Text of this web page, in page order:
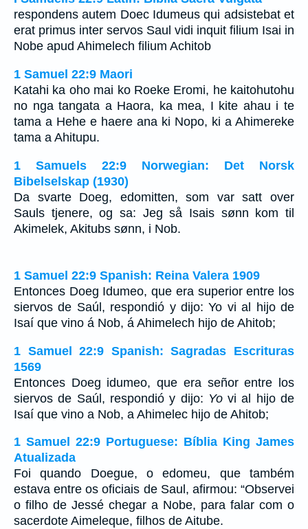
respondens autem Doec Idumeus qui adsistebat et
erat primus inter servos Saul vidi inquit filium Isai in
Nobe apud Ahimelech filium Achitob
1 Samuel 22:9 Maori
Katahi ka oho mai ko Roeke Eromi, he kaitohutohu
no nga tangata a Haora, ka mea, I kite ahau i te
tama a Hehe e haere ana ki Nopo, ki a Ahimereke
tama a Ahitupu.
1 Samuels 22:9 Norwegian: Det Norsk
Bibelselskap (1930)
Da svarte Doeg, edomitten, som var satt over
Sauls tjenere, og sa: Jeg så Isais sønn kom til
Akimelek, Akitubs sønn, i Nob.
1 Samuel 22:9 Spanish: Reina Valera 1909
Entonces Doeg Idumeo, que era superior entre los
siervos de Saúl, respondió y dijo: Yo vi al hijo de
Isaí que vino á Nob, á Ahimelech hijo de Ahitob;
1 Samuel 22:9 Spanish: Sagradas Escrituras
1569
Entonces Doeg idumeo, que era señor entre los
siervos de Saúl, respondió y dijo: Yovi al hijo de
Isaí que vino a Nob, a Ahimelec hijo de Ahitob;
1 Samuel 22:9 Portuguese: Bíblia King James
Atualizada
Foi quando Doegue, o edomeu, que também
estava entre os oficiais de Saul, afirmou: “Observei
o filho de Jessé chegar a Nobe, para falar com o
sacerdote Aimeleque, filhos de Aitube.